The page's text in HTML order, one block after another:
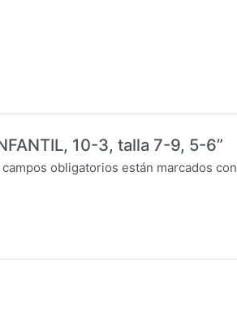
10-3, talla 7-9, 5-6”
campos obligatorios están marcados con